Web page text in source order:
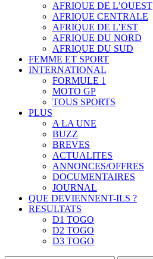
AFRIQUE DE L’OUEST
AFRIQUE CENTRALE
AFRIQUE DE L’EST
AFRIQUE DU NORD
AFRIQUE DU SUD
FEMME ET SPORT
INTERNATIONAL
FORMULE 1
MOTO GP
TOUS SPORTS
PLUS
A LA UNE
BUZZ
BREVES
ACTUALITES
ANNONCES/OFFRES
DOCUMENTAIRES
JOURNAL
QUE DEVIENNENT-ILS ?
RESULTATS
D1 TOGO
D2 TOGO
D3 TOGO